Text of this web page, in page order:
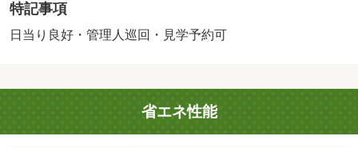
販売戸数：1戸／管理費等帯：20150円／修繕積立金帯：
20240円
０－１９５００円／月（空無）
特記事項
日当り良好・管理人巡回・見学予約可
省エネ性能